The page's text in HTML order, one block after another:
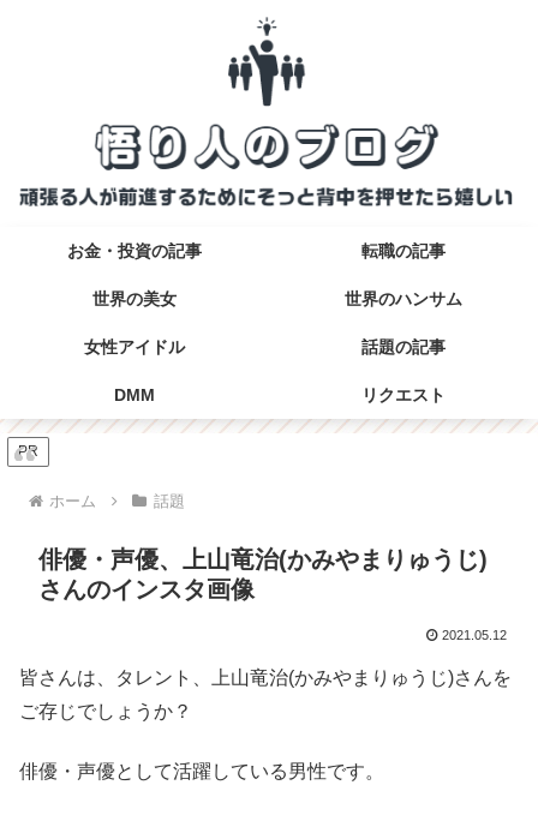
お金・投資の記事 転職の記事
世界の美女 世界のハンサム
女性アイドル 話題の記事
DMM リクエスト
PR
ホーム 話題
俳優・声優、上山竜治(かみやまりゅうじ)
さんのインスタ画像
2021.05.12
皆さんは、タレント、上山竜治(かみやまりゅうじ)さんを
ご存じでしょうか？
俳優・声優として活躍している男性です。